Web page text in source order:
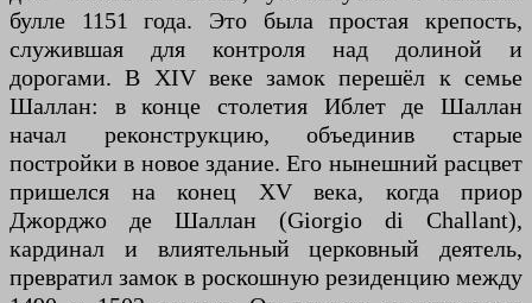
булле 1151 года. Это была простая крепость,
служившая для контроля над долиной и
дорогами. В XIV веке замок перешёл к семье
Шаллан: в конце столетия Иблет де Шаллан
начал реконструкцию, объединив старые
постройки в новое здание. Его нынешний расцвет
пришелся на конец XV века, когда приор
Джорджо де Шаллан (Giorgio di Challant),
кардинал и влиятельный церковный деятель,
превратил замок в роскошную резиденцию между